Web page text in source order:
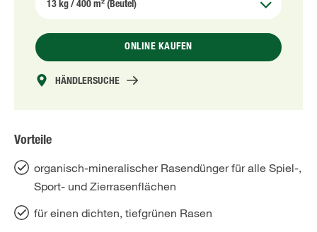
ONLINE KAUFEN
HÄNDLERSUCHE
Vorteile
organisch-mineralischer Rasendünger für alle Spiel-,
Sport- und Zierrasenflächen
für einen dichten, tiefgrünen Rasen